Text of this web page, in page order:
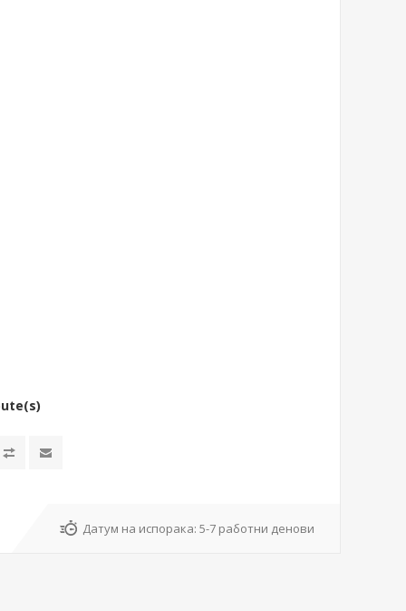
Датум на испорака: 5-7 работни денови